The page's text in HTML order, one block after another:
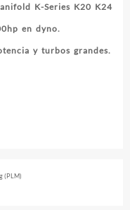
K-Series K20 K24
en dyno.
y turbos grandes.
(PLM)